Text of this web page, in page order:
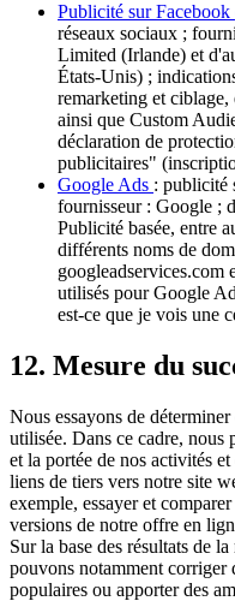
Publicité sur
réseaux sociaux ;
Limited (Irlande) et
États-Unis) ;
remarketing et
ainsi que Custom
déclaration de
publicitaires"
Google Ads : publicité
fournisseur : Google ;
Publicité basée, entre
différents noms de
googleadservices.com
utilisés pour Google
est-ce que je vois une
12. Mesure du
Nous essayons de
utilisée. Dans ce cadre, nous
et la portée de nos activités
liens de tiers vers notre site
exemple, essayer et
versions de notre offre en
Sur la base des résultats de
pouvons notamment corriger
populaires ou apporter des